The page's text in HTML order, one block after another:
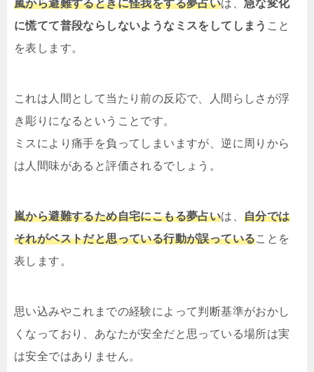
嵐から避難するときに怪我をする夢占いは、急な変化
に慌てて普段ならしないようなミスをしてしまう こと
を表します。
これは人間として当たり前の反応で、人間らしさが浮
き彫りになるということです。
ミスにより痛手を負ってしまいますが、逆に周りから
は人間味があると評価されるでしょう。
嵐から避難するため自宅にこもる夢占いは、自分では
それがベストだと思っている行動が誤っていることを
表します。
思い込みやこれまでの経験によって判断基準がおかし
くなっており、あなたが安全だと思っている場所は実
は安全ではありません。